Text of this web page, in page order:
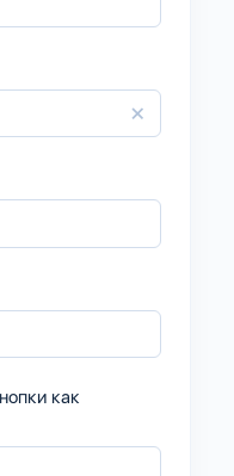
×
как